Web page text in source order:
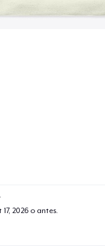
2026o antes.